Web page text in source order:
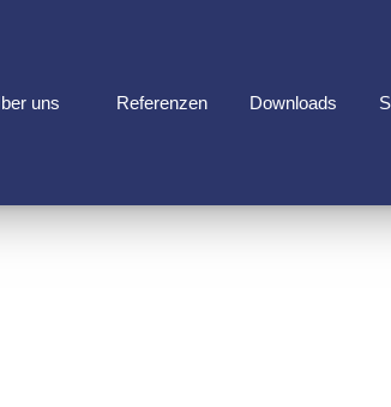
uns Referenzen Downloads